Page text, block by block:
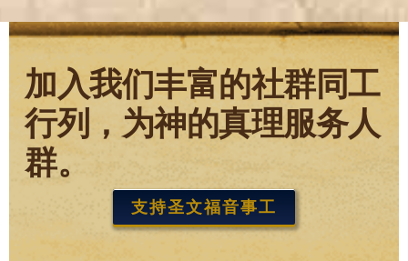
加入我们丰富的社群同工
行列，为神的真理服务人
群。
支持圣文福音事工